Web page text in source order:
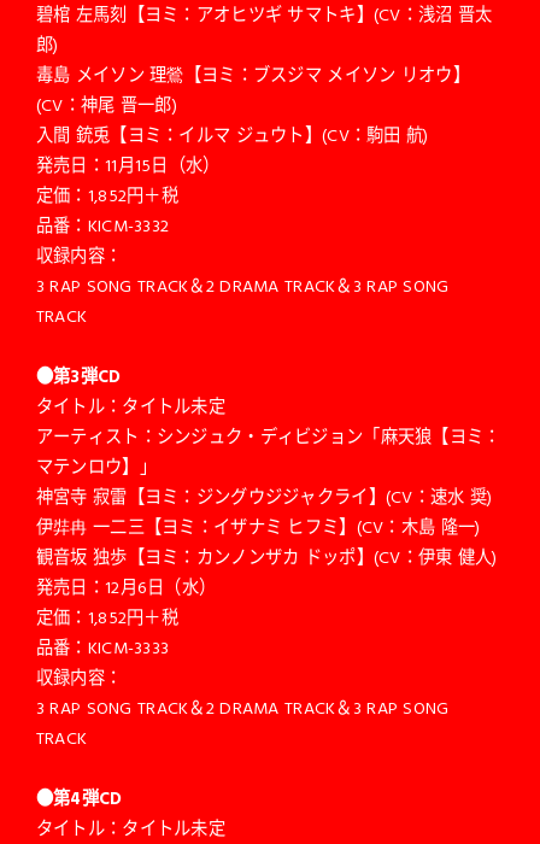
碧棺 左馬刻【ヨミ：アオヒツギ サマトキ】(CV：浅沼 晋太
郎)
毒島 メイソン 理鶯【ヨミ：ブスジマ メイソン リオウ】
(CV：神尾 晋一郎)
入間 銃兎【ヨミ：イルマ ジュウト】(CV：駒田 航)
発売日：11月15日（水）
定価：1,852円＋税
品番：KICM-3332
収録内容：
3 RAP SONG TRACK＆2 DRAMA TRACK＆3 RAP SONG
TRACK
●第3弾CD
タイトル：タイトル未定
アーティスト：シンジュク・ディビジョン「麻天狼【ヨミ：
マテンロウ】」
神宮寺 寂雷【ヨミ：ジングウジジャクライ】(CV：速水 奨)
伊弉冉 一二三【ヨミ：イザナミ ヒフミ】(CV：木島 隆一)
観音坂 独歩【ヨミ：カンノンザカ ドッポ】(CV：伊東 健人)
発売日：12月6日（水）
定価：1,852円＋税
品番：KICM-3333
収録内容：
3 RAP SONG TRACK＆2 DRAMA TRACK＆3 RAP SONG
TRACK
●第4弾CD
タイトル：タイトル未定